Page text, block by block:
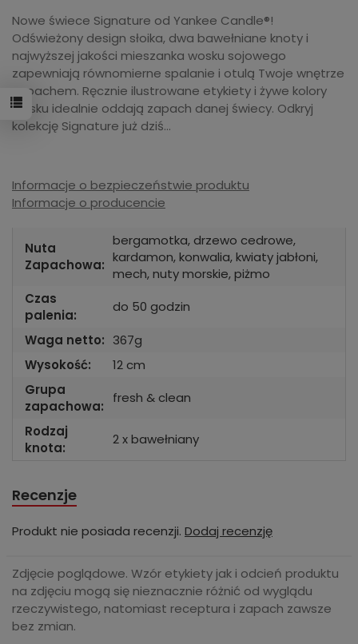
Nowe świece Signature od Yankee Candle®!
Odświeżony design słoika, dwa bawełniane knoty i
najwyższej jakości mieszanka wosku sojowego
zapewniają równomierne spalanie i otulą Twoje wnętrze
zapachem. Ręcznie ilustrowane etykiety i żywe kolory
wosku idealnie oddają zapach danej świecy. Odkryj
kolekcję Signature już dziś…
Informacje o bezpieczeństwie produktu
Informacje o producencie
Nuta
Zapachowa:
bergamotka, drzewo cedrowe,
kardamon, konwalia, kwiaty jabłoni,
mech, nuty morskie, piżmo
Czas
palenia:
do 50 godzin
Waga netto: 367g
Wysokość:
12 cm
Grupa
zapachowa:
fresh & clean
Rodzaj
knota:
2 x bawełniany
Recenzje
Produkt nie posiada recenzji. Dodaj recenzję
Zdjęcie poglądowe. Wzór etykiety jak i odcień produktu
na zdjęciu mogą się nieznacznie różnić od wyglądu
rzeczywistego, natomiast receptura i zapach zawsze
bez zmian.